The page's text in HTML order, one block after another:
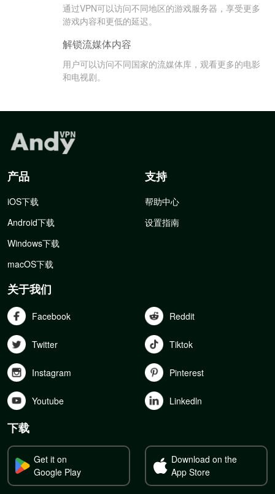
通过VPN可以访问不同地区的游戏服务器，享受更多
游戏内容和更低的延迟。
解锁流媒体内容
用户可以访问不同国家的流媒体库，观看更多的电影
和电视剧。
产品
iOS下载
Android下载
Windows下载
macOS下载
支持
帮助中心
设置指南
关于我们
Facebook Reddit
Twitter Tiktok
Instagram Pinterest
Youtube Linkedln
下载
Get it on
Google Play
Download on the
App Store